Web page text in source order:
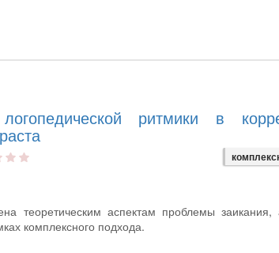
ритмики в
теоретическим аспектам проблемы
комплексного подхода.